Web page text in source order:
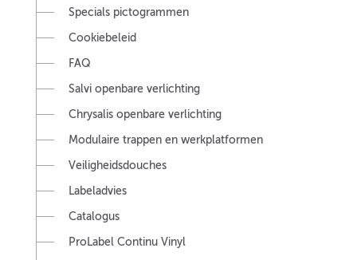
Specials pictogrammen
Cookiebeleid
FAQ
Salvi openbare verlichting
Chrysalis openbare verlichting
Modulaire trappen en werkplatformen
Veiligheidsdouches
Labeladvies
Catalogus
ProLabel Continu Vinyl